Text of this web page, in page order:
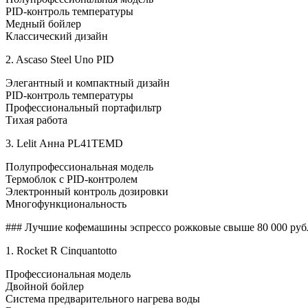
PID-контроль температуры
Медный бойлер
Классический дизайн
2. Ascaso Steel Uno PID
Элегантный и компактный дизайн
PID-контроль температуры
Профессиональный портафильтр
Тихая работа
3. Lelit Анна PL41TEMD
Полупрофессиональная модель
Термоблок с PID-контролем
Электронный контроль дозировки
Многофункциональность
### Лучшие кофемашины эспрессо рожковые свыше 80 000
1. Rocket R Cinquantotto
Профессиональная модель
Двойной бойлер
Система предварительного нагрева воды